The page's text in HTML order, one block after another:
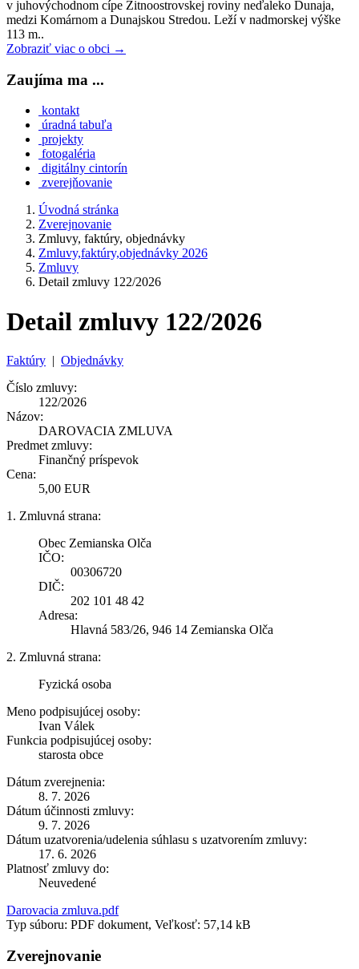
v juhovýchodnom cípe Žitnoostrovskej roviny neďaleko Dunaja,
medzi Komárnom a Dunajskou Stredou. Leží v nadmorskej výške
113 m..
Zobraziť viac o obci →
Zaujíma ma ...
kontakt
úradná tabuľa
projekty
fotogaléria
digitálny cintorín
zverejňovanie
Úvodná stránka
Zverejnovanie
Zmluvy, faktúry, objednávky
Zmluvy,faktúry,objednávky 2026
Zmluvy
Detail zmluvy 122/2026
Detail zmluvy 122/2026
Faktúry | Objednávky
Číslo zmluvy:
122/2026
Názov:
DAROVACIA ZMLUVA
Predmet zmluvy:
Finančný príspevok
Cena:
5,00 EUR
1. Zmluvná strana:
Obec Zemianska Olča
IČO:
00306720
DIČ:
202 101 48 42
Adresa:
Hlavná 583/26, 946 14 Zemianska Olča
2. Zmluvná strana:
Fyzická osoba
Meno podpisujúcej osoby:
Ivan Válek
Funkcia podpisujúcej osoby:
starosta obce
Dátum zverejnenia:
8. 7. 2026
Dátum účinnosti zmluvy:
9. 7. 2026
Dátum uzatvorenia/udelenia súhlasu s uzatvorením zmluvy:
17. 6. 2026
Platnosť zmluvy do:
Neuvedené
Darovacia zmluva.pdf
Typ súboru: PDF dokument, Veľkosť: 57,14 kB
Zverejnovanie